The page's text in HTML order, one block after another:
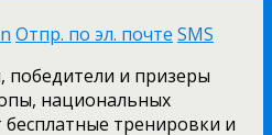
Отпр. по эл. почте SMS
и призеры
национальных
тренировки и